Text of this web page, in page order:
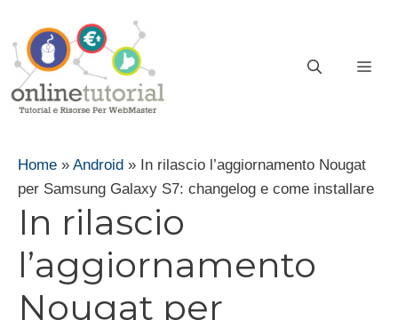
contenuto
Home » Android » In rilascio l’aggiornamento Nougat
per Samsung Galaxy S7: changelog e come installare
In rilascio
l’aggiornamento
Nougat per